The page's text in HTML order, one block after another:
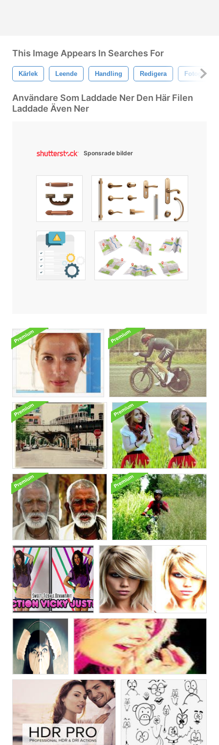
This Image Appears In Searches For
Kärlek Leende Handling Redigera Fotografi
Användare Som Laddade Ner Den Här Filen
Laddade Även Ner
Sponsrade bilder